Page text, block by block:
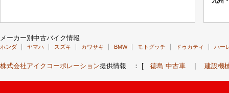
メーカー別中古バイク情報
ホンダ ヤマハ スズキ カワサキ BMW モトグッチ ドゥカティ ハー
株式会社アイクコーポレーション提供情報 ： [ 徳島 中古車 建設機